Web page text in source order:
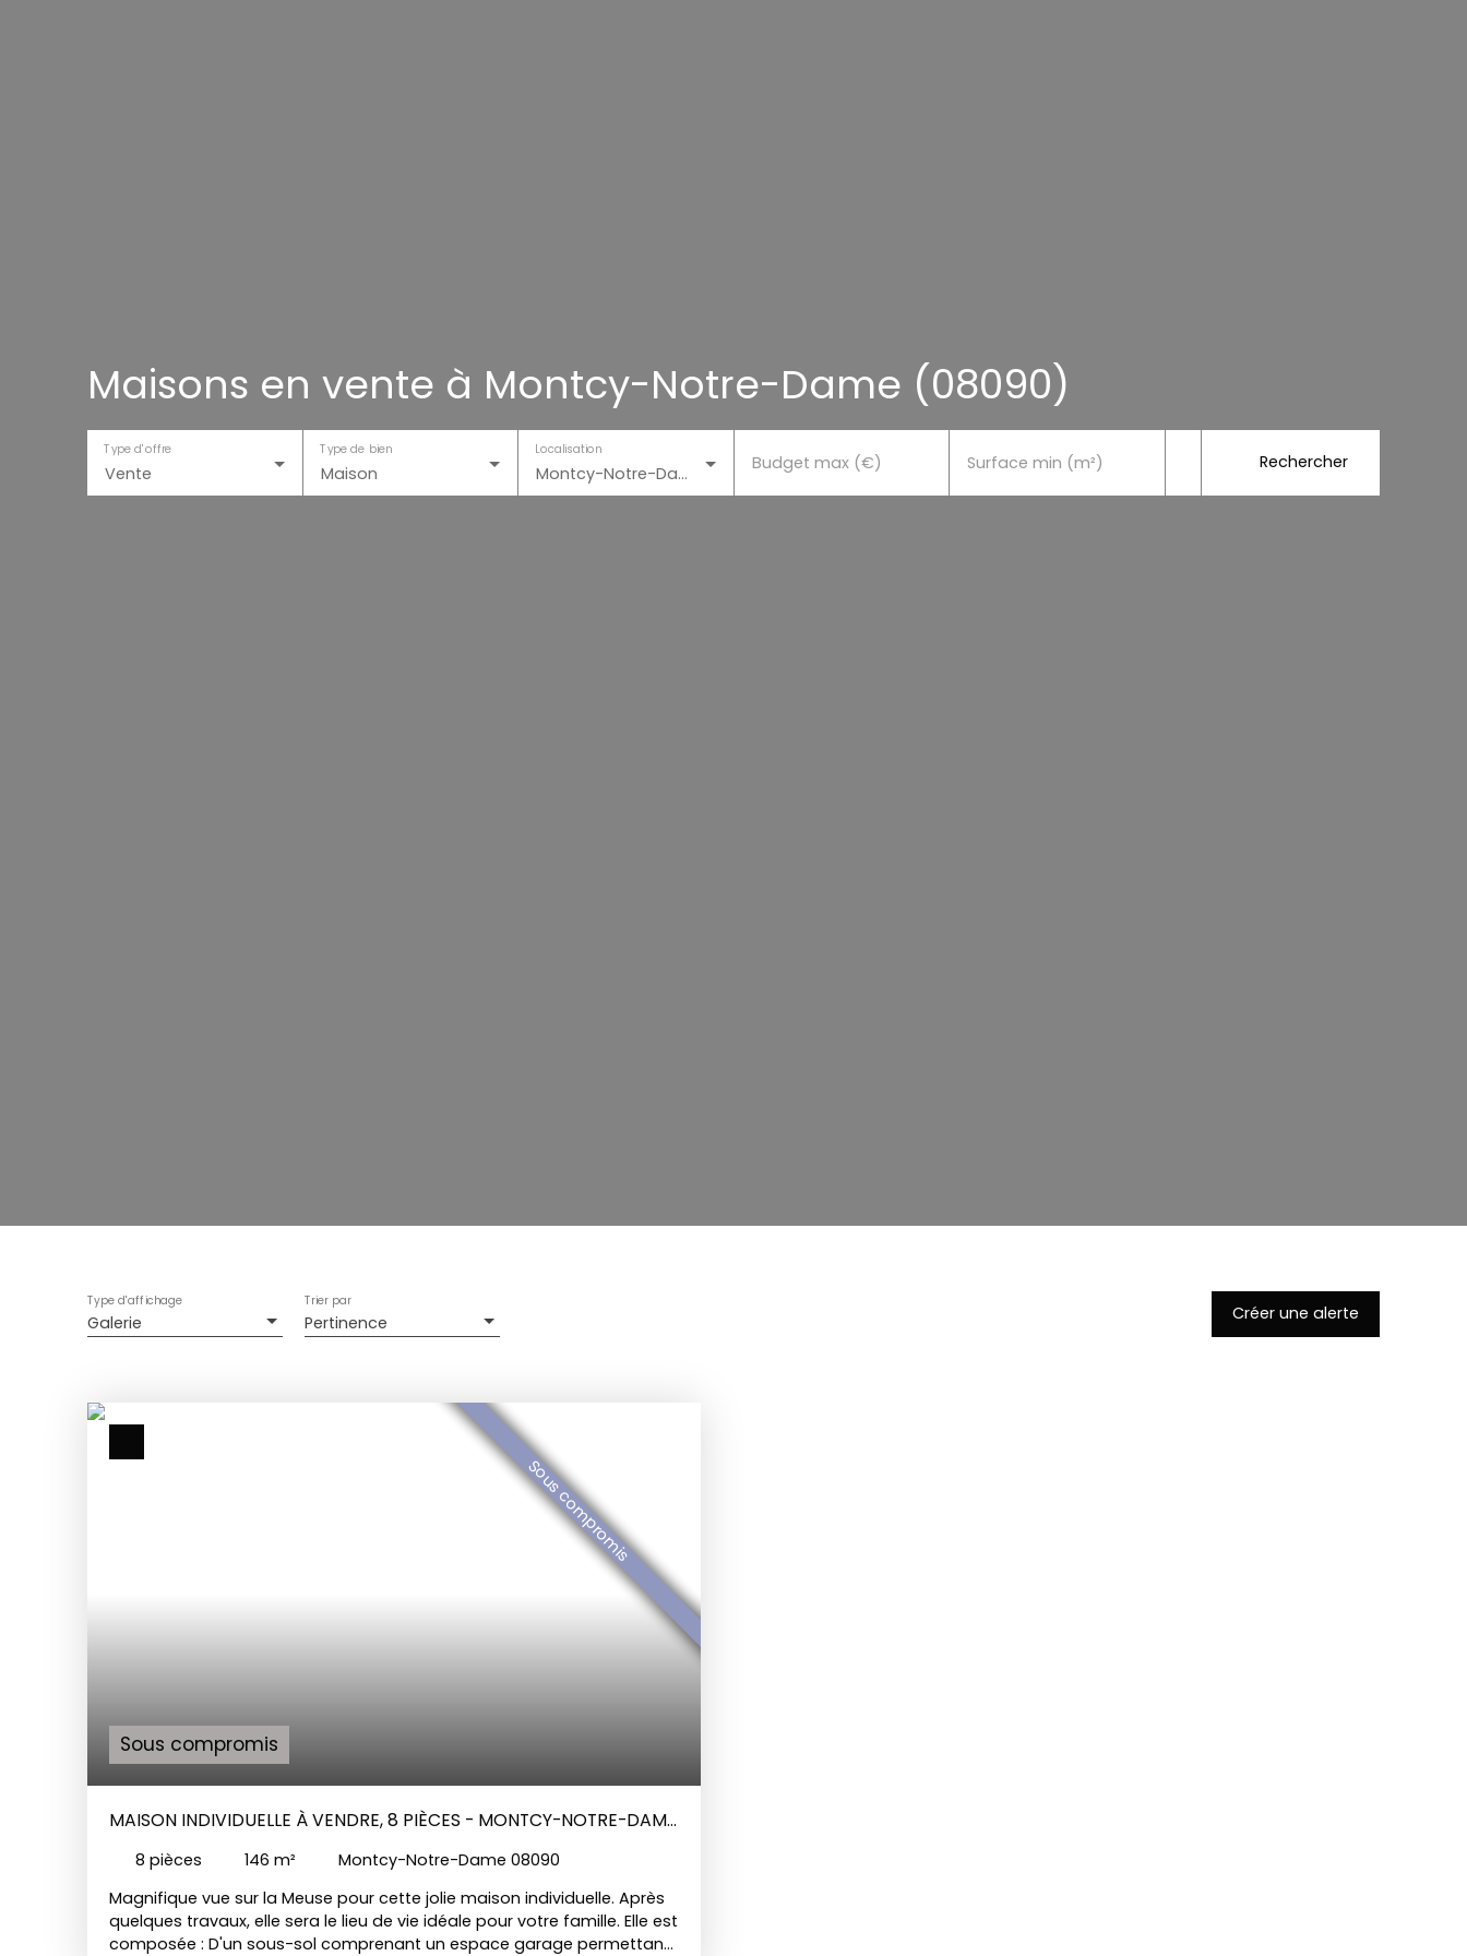
Maisons en vente à Montcy-Notre-Dame (08090)
Vente
Type d'offre
Maison
Type de bien
Montcy-Notre-Dame (08090)
Localisation
Budget max (€) Surface min (m²) Rechercher
Galerie
Type d'affichage
Pertinence
Trier par
Créer une alerte
Sous compromis
Sous compromis
MAISON INDIVIDUELLE À VENDRE, 8 PIÈCES - MONTCY-NOTRE-DAME
8 pièces 146 m²
Montcy-Notre-Dame 08090
Magnifique vue sur la Meuse pour cette jolie maison individuelle. Après
quelques travaux, elle sera le lieu de vie idéale pour votre famille. Elle est
composée : D'un sous-sol comprenant un espace garage permettant